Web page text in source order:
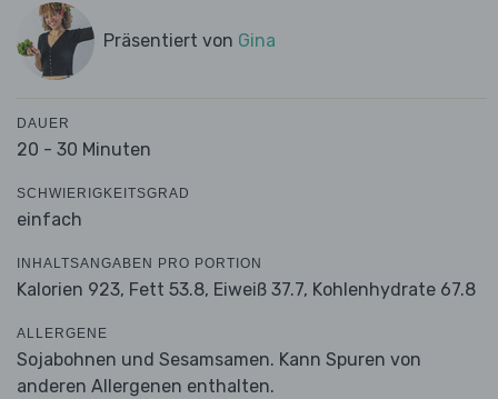
Präsentiert von Gina
DAUER
20 - 30 Minuten
SCHWIERIGKEITSGRAD
einfach
INHALTSANGABEN PRO PORTION
Kalorien 923, Fett 53.8, Eiweiß 37.7, Kohlenhydrate 67.8
ALLERGENE
Sojabohnen und Sesamsamen. Kann Spuren von
anderen Allergenen enthalten.